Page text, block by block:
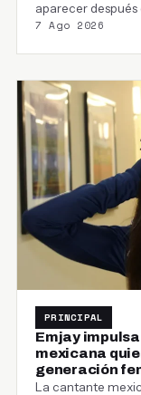
aparecer
7 Ago 2026
PRINCIPAL
Emjay impulsa
mexicana
generación
La cantante